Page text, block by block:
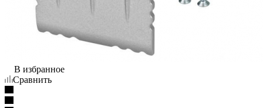
В избранное
Сравнить